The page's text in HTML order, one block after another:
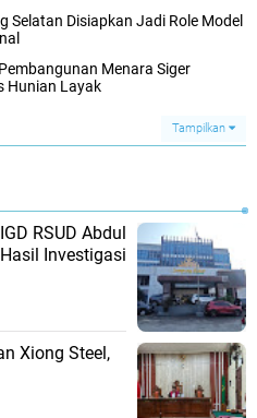
Selatan Disiapkan Jadi Role Model
Menara Siger
Hunian Layak
Tampilkan
RSUD Abdul
Investigasi
Xiong Steel,